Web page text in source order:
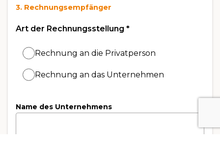
3. Rechnungsempfänger
Art der Rechnungsstellung *
Rechnung an die Privatperson
Rechnung an das Unternehmen
Name des Unternehmens